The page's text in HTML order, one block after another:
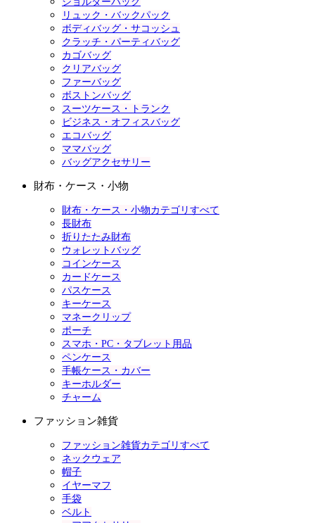
リュック・バックパック
ボディバッグ・サコッシュ
クラッチ・パーティバッグ
カゴバッグ
クリアバッグ
ファーバッグ
ボストンバッグ
スーツケース・トランク
ビジネス・オフィスバッグ
エコバッグ
ママバッグ
バッグアクセサリー
財布・ケース・小物
財布・ケース・小物カテゴリすべて
長財布
折りたたみ財布
ウォレットバッグ
コインケース
カードケース
パスケース
キーケース
マネークリップ
ポーチ
スマホ・PC・タブレット用品
ペンケース
手帳ケース・カバー
キーホルダー
チャーム
ファッション雑貨
ファッション雑貨カテゴリすべて
ネックウェア
帽子
イヤーマフ
手袋
ベルト